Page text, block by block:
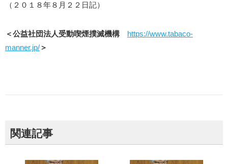
（２０１８年８月２２日記）
＜公益社団法人受動喫煙撲滅機構 https://www.tabaco-
manner.jp/＞
関連記事